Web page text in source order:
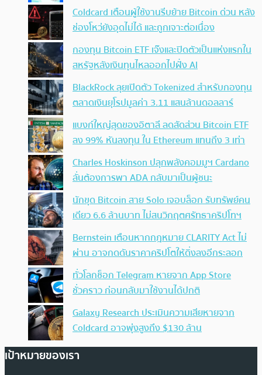
Coldcard เตือนผู้ใช้งานรีบย้าย Bitcoin ด่วน หลัง
ช่องโหว่ยังอุดไม่ได้ และถูกเจาะต่อเนื่อง
กองทุน Bitcoin ETF เจ๊งและปิดตัวเป็นแห่งแรกใน
สหรัฐหลังเงินทุนไหลออกไปฝั่ง AI
BlackRock ลุยเปิดตัว Tokenized สำหรับกองทุน
ตลาดเงินยุโรปมูลค่า 3.11 แสนล้านดอลลาร์
แบงก์ใหญ่สุดของอิตาลี ลดสัดส่วน Bitcoin ETF
ลง 99% หันลงทุน ใน Ethereum แทนถึง 3 เท่า
Charles Hoskinson ปลุกพลังคอมมูฯ Cardano
ลั่นต้องการพา ADA กลับมาเป็นผู้ชนะ
นักขุด Bitcoin สาย Solo เจอบล็อก รับทรัพย์คน
เดียว 6.6 ล้านบาท ไม่สนวิกฤตศรัทธาคริปโทฯ
Bernstein เตือนหากกฎหมาย CLARITY Act ไม่
ผ่าน อาจกดดันราคาคริปโตให้ดิ่งลงอีกระลอก
ทั่วโลกช็อก Telegram หายจาก App Store
ชั่วคราว ก่อนกลับมาใช้งานได้ปกติ
Galaxy Research ประเมินความเสียหายจาก
Coldcard อาจพุ่งสูงถึง $130 ล้าน
เป้าหมายของเรา